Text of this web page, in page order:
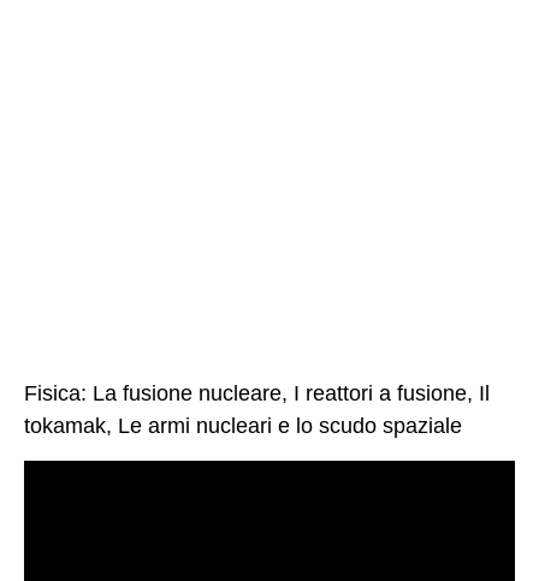
Fisica: La fusione nucleare, I reattori a fusione, Il
tokamak, Le armi nucleari e lo scudo spaziale